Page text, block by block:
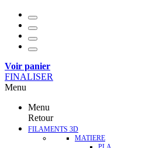
Voir panier
FINALISER
Menu
Menu
Retour
FILAMENTS 3D
MATIERE